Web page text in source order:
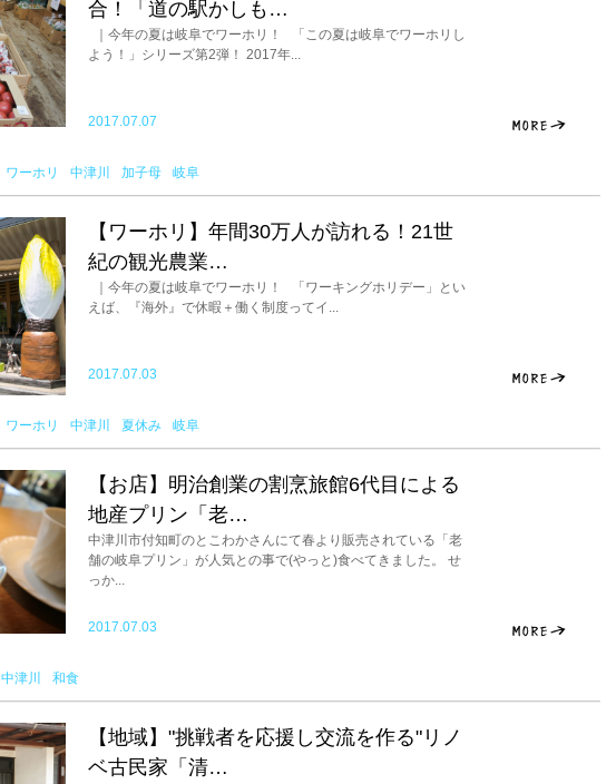
合！「道の駅かしも…
｜今年の夏は岐阜でワーホリ！ 「この夏は岐阜でワーホリし
よう！」シリーズ第2弾！ 2017年...
2017.07.07
ワーホリ 中津川 加子母 岐阜
【ワーホリ】年間30万人が訪れる！21世
紀の観光農業…
｜今年の夏は岐阜でワーホリ！ 「ワーキングホリデー」とい
えば、『海外』で休暇＋働く制度ってイ...
2017.07.03
ワーホリ 中津川 夏休み 岐阜
【お店】明治創業の割烹旅館6代目による
地産プリン「老…
中津川市付知町のとこわかさんにて春より販売されている「老
舗の岐阜プリン」が人気との事で(やっと)食べてきました。 せ
っか...
2017.07.03
中津川 和食
【地域】"挑戦者を応援し交流を作る"リノ
ベ古民家「清…